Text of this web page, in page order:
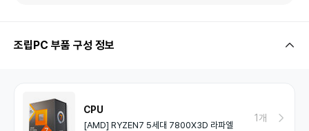
조립PC 부품 구성 정보
CPU
[AMD] RYZEN7 5세대 7800X3D 라파엘
1개